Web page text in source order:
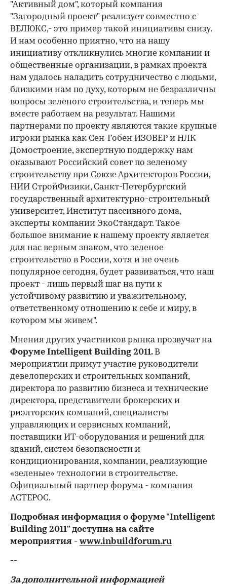
"Активный дом", который компания
"Загородный проект" реализует совместно с
ВЕЛЮКС,- это пример такой инициативы снизу.
И нам особенно приятно, что на нашу
инициативу откликнулись многие компании и
общественные организации, в рамках проекта
нам удалось наладить сотрудничество с людьми,
близкими нам по духу, которым не безразличны
вопросы зеленого строительства, и теперь мы
вместе работаем на результат. Нашими
партнерами по проекту являются такие крупные
игроки рынка как Сен-Гобен ИЗОВЕР и НЛК
Домостроение, экспертную поддержку нам
оказывают Российский совет по зеленому
строительству при Союзе Архитекторов России,
НИИ СтройФизики, Санкт-Петербургский
государственный архитектурно-строительный
университет, Институт пассивного дома,
эксперты компании ЭкоСтандарт. Такое
большое внимание к нашему проекту является
для нас верным знаком, что зеленое
строительство в России, хотя и не очень
популярное сегодня, будет развиваться, что наш
проект - лишь первый шаг на пути к
устойчивому развитию и уважительному,
ответственному отношению к себе и миру, в
котором мы живем".
Мнения других участников рынка прозвучат на
Форуме Intelligent Building 2011. В
мероприятии примут участие руководители
девелоперских и строительных компаний,
директора по развитию бизнеса и технические
директора, представители брокерских и
риэлторских компаний, специалисты
управляющих и сервисных компаний,
поставщики ИТ-оборудования и решений для
зданий, систем безопасности и
кондиционирования, компании, реализующие
«зеленые» технологии в строительстве.
Официальный партнер форума - компания
АСТЕРОС.
Подробная информация о форуме "Intelligent
Building 2011" доступна на сайте
мероприятия - www.inbuildforum.ru
--
За дополнительной информацией